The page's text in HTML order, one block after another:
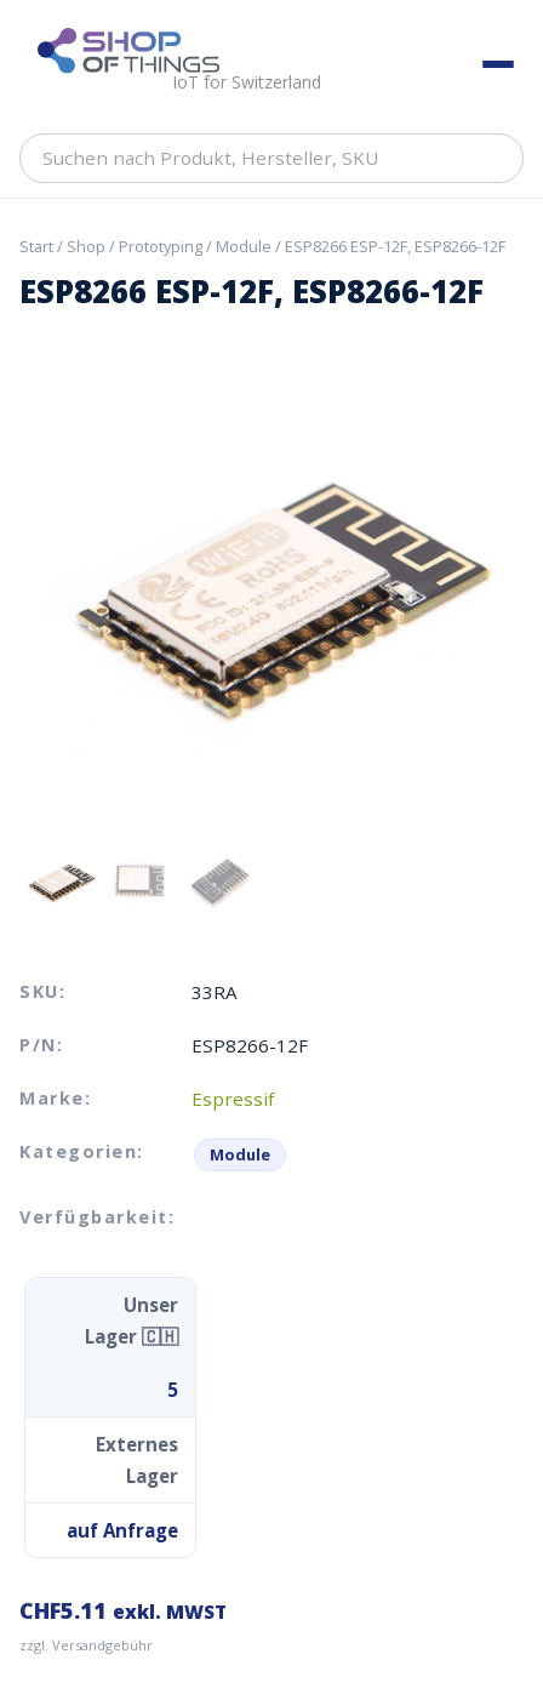
content ShopOfThings
IoT for Switzerland
Suchen
Hersteller,
Start/ Shop / Prototyping/ Module / ESP8266 ESP-12F, ESP8266-12F
ESP8266 ESP-12F, ESP8266-12F
SKU: 33RA
P/N: ESP8266-12F
Marke: Espressif
Kategorien: Module
Verfügbarkeit:
Unser
Lager 🇨🇭
5
Externes
Lager
auf Anfrage
CHF5.11 exkl. MWST
zzgl. Versandgebühr